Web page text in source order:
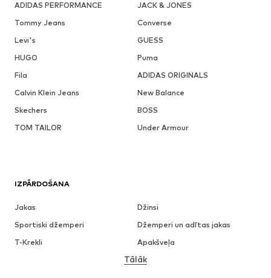
ADIDAS PERFORMANCE
JACK & JONES
Tommy Jeans
Converse
Levi's
GUESS
HUGO
Puma
Fila
ADIDAS ORIGINALS
Calvin Klein Jeans
New Balance
Skechers
BOSS
TOM TAILOR
Under Armour
IZPĀRDOŠANA
Jakas
Džinsi
Sportiski džemperi
Džemperi un adītas jakas
T-Krekli
Apakšveļa
Krekli
Tālāk